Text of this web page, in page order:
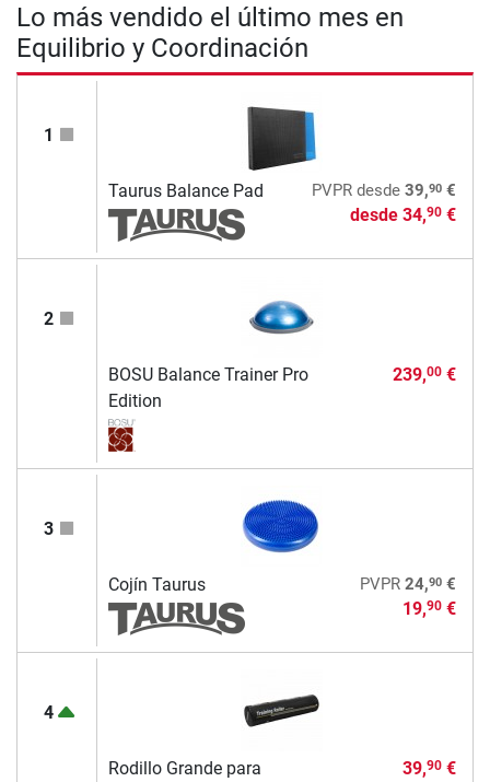
Lo más vendido el último mes en
Equilibrio y Coordinación
1
Taurus Balance Pad PVPRdesde 39,90€
desde 34,90€
2
BOSU Balance Trainer Pro
Edition
239,00€
3
Cojín Taurus PVPR 24,90€
19,90€
4
Rodillo Grande para
39,90€